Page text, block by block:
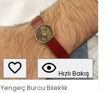
Hızlı Bakış
Yengeç Burcu Bileklik